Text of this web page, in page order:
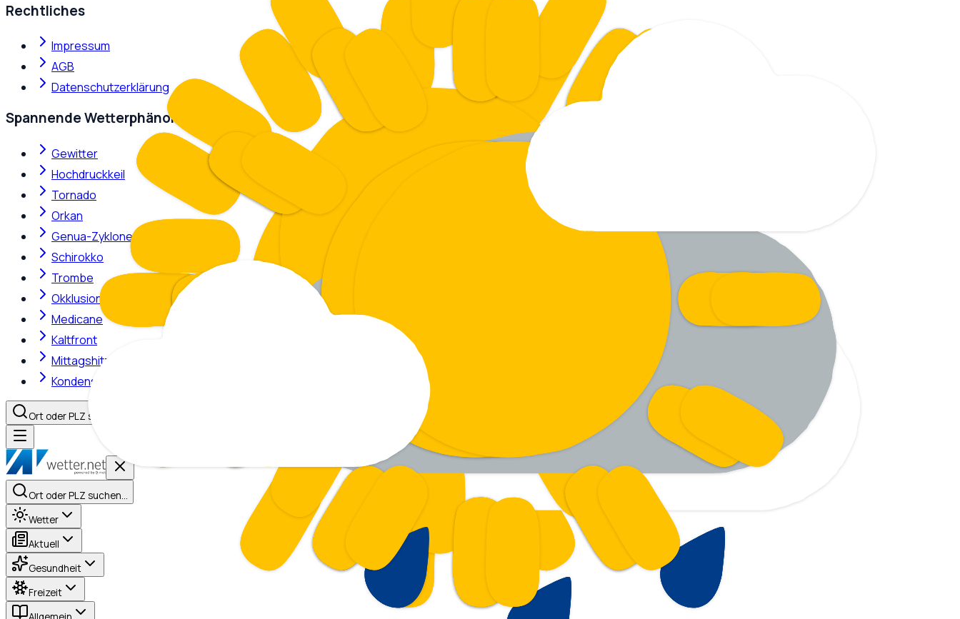
Rechtliches
Impressum
AGB
Datenschutzerklärung
Spannende Wetterphänomene
Gewitter
Hochdruckkeil
Tornado
Orkan
Genua-Zyklone
Schirokko
Trombe
Okklusion
Medicane
Kaltfront
Mittagshitze
Kondensstreifen
Ort oder PLZ suchen…
Ort oder PLZ suchen…
Wetter
Aktuell
Gesundheit
Freizeit